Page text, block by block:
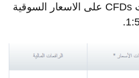
وبيع العقود مقابل الفروقات CFDs على الاسعار السوقية